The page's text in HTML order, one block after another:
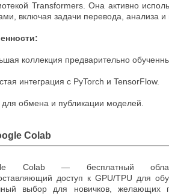
Transformers. Она активно
включая задачи перевода, анализа и
коллекция предварительно
интеграция с PyTorch и TensorFlow.
для обмена и публикации моделей.
Colab
Colab — бесплатный
доступ к GPU/TPU для
выбор для новичков, желающих